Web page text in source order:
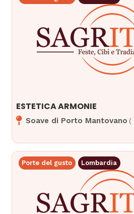
ESTETICA ARMONIE
Soave di Porto Mantovano (
Porte del gusto Lombardia